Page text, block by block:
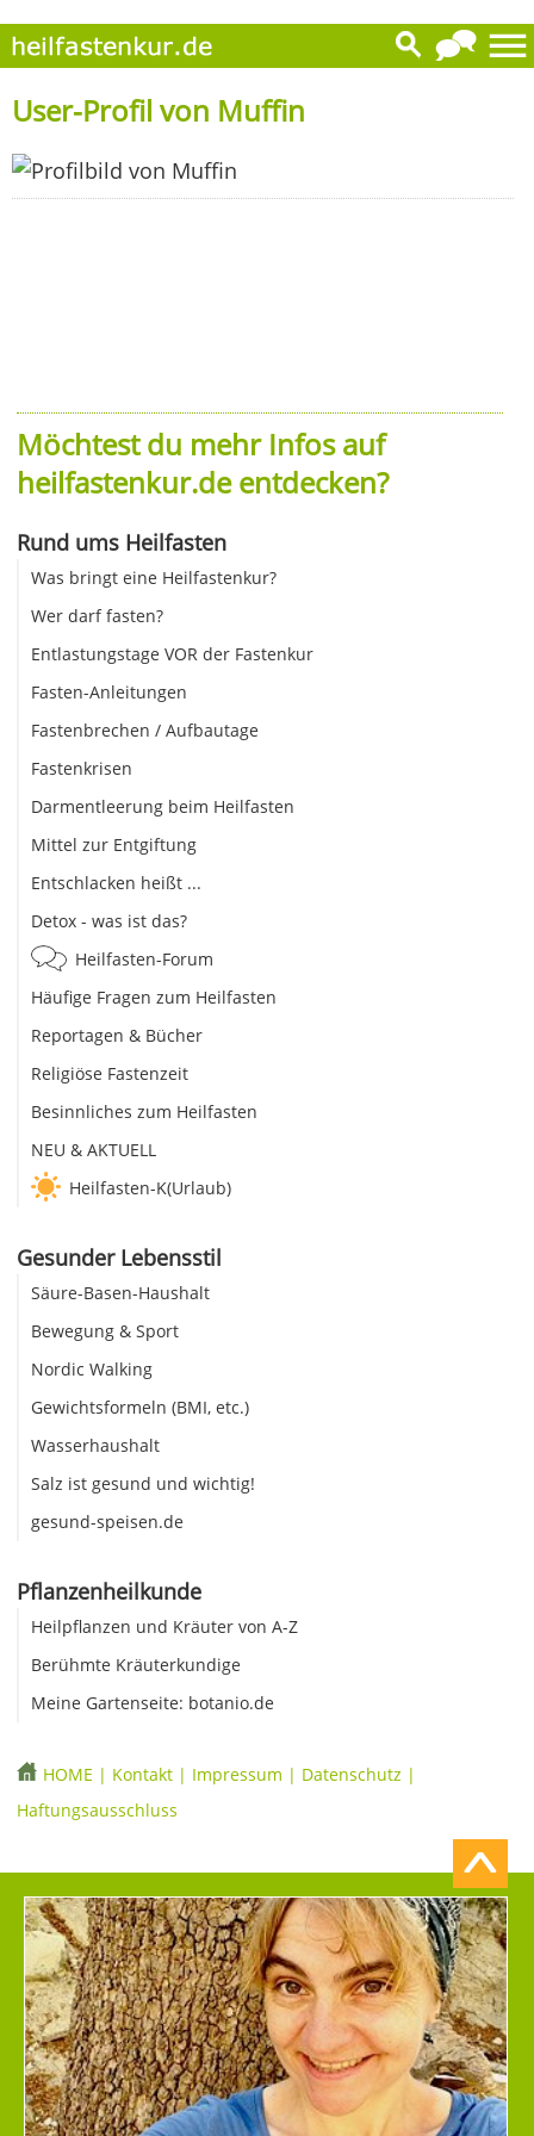
User-Profil von Muffin
Möchtest du mehr Infos auf
heilfastenkur.de entdecken?
Rund ums Heilfasten
Was bringt eine Heilfastenkur?
Wer darf fasten?
Entlastungstage VOR der Fastenkur
Fasten-Anleitungen
Fastenbrechen / Aufbautage
Fastenkrisen
Darmentleerung beim Heilfasten
Mittel zur Entgiftung
Entschlacken heißt ...
Detox - was ist das?
Heilfasten-Forum
Häufige Fragen zum Heilfasten
Reportagen & Bücher
Religiöse Fastenzeit
Besinnliches zum Heilfasten
NEU & AKTUELL
Heilfasten-K(Urlaub)
Gesunder Lebensstil
Säure-Basen-Haushalt
Bewegung & Sport
Nordic Walking
Gewichtsformeln (BMI, etc.)
Wasserhaushalt
Salz ist gesund und wichtig!
gesund-speisen.de
Pflanzenheilkunde
Heilpflanzen und Kräuter von A-Z
Berühmte Kräuterkundige
Meine Gartenseite: botanio.de
HOME | Kontakt | Impressum | Datenschutz |
Haftungsausschluss